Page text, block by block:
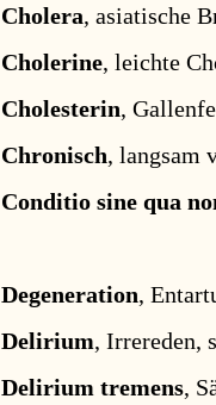
Cholera, asiatische
Cholerine, leichte
Cholesterin,
Chronisch, langsam
Conditio sine qua
Degeneration,
Delirium, Irrereden,
Delirium tremens,